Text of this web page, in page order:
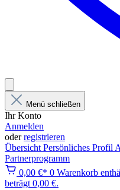
Menü schließen
Ihr Konto
Anmelden
oderregistrieren
Übersicht Persönliches Profil
Partnerprogramm
0,00 €* 0 Warenkorb
beträgt 0,00 €.